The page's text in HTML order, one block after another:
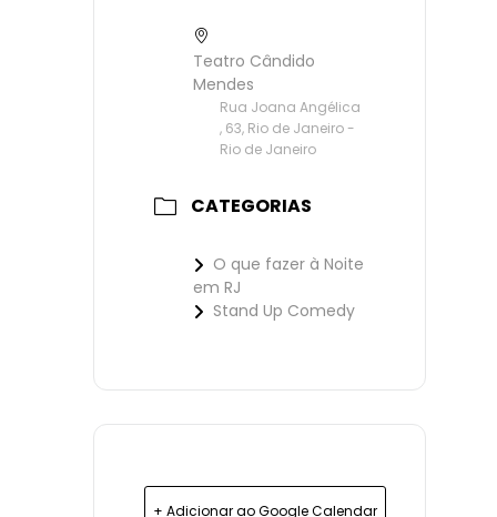
Teatro Cândido
Mendes
Rua Joana Angélica
, 63, Rio de Janeiro -
Rio de Janeiro
CATEGORIAS
O que fazer à Noite
em RJ
Stand Up Comedy
+ Adicionar ao Google Calendar